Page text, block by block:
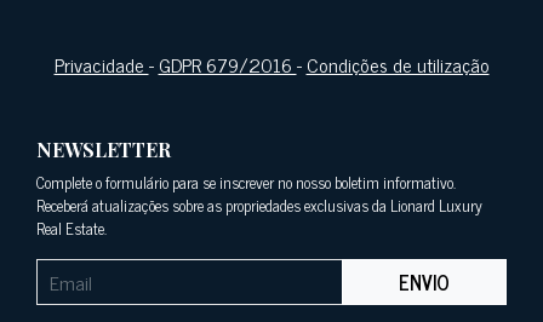
Privacidade-GDPR 679/2016-Condições de utilização
NEWSLETTER
Complete o formulário para se inscrever no nosso boletim informativo.
Receberá atualizações sobre as propriedades exclusivas da Lionard Luxury
Real Estate.
ENVIO